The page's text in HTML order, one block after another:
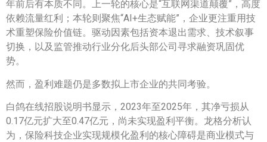
年前后有本质不同。上一轮的核心是“互联网渠道颠覆”，高度
依赖流量红利；本轮则聚焦“AI+生态赋能”，企业更注重用技
术重塑保险价值链。驱动因素包括资本退出需求、技术叙事
切换，以及监管推动行业分化后头部公司寻求融资巩固优
势。
然而，盈利难题仍是多数拟上市企业的共同考验。
白鸽在线招股说明书显示，2023年至2025年，其净亏损从
0.17亿元扩大至0.47亿元，尚未实现盈利平衡。龙格分析认
为，保险科技企业实现规模化盈利的核心障碍是商业模式与